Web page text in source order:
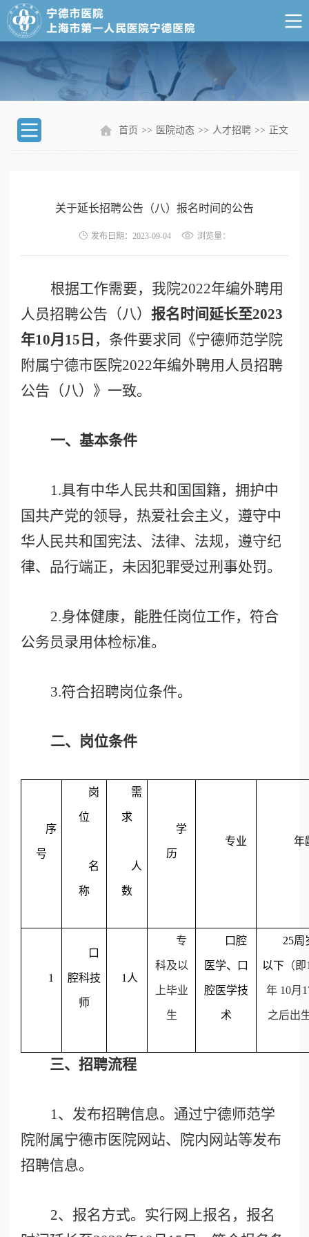
首页 >> 医院动态 >> 人才招聘 >> 正文
关于延长招聘公告（八）报名时间的公告
发布日期：2023-09-04 浏览量：
根据工作需要，我院2022年编外聘用
人员招聘公告（八） 报名时间延长至2023
年10月 15 日 ，条件要求同《宁德师范学院
附属宁德市医院2022年编外聘用人员招聘
公告（八）》一致。
一、基本条件
1.具有中华人民共和国国籍，拥护中
国共产党的领导，热爱社会主义，遵守中
华人民共和国宪法、法律、法规，遵守纪
律、品行端正，未因犯罪受过刑事处罚。
2.身体健康，能胜任岗位工作，符合
公务员录用体检标准。
3.符合招聘岗位条件。
二、 岗位条件
序
号
岗
位
名
称
需
求
人
数
学
历
专业 年
1
口
腔科技
师
1 人
专
科及以
上毕业
生
口腔
医学、口
腔医学技
术
25周
以下（即
年10月
之后出
三、招聘流程
1、发布招聘信息。通过宁德师范学
院附属宁德市医院网站、院内网站等发布
招聘信息。
2、报名方式。实行网上报名，报名